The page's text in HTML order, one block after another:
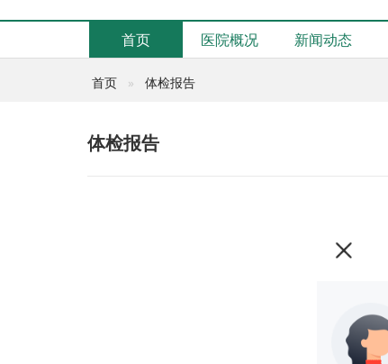
首页 医院概况 新闻动态
首页 体检报告
体检报告